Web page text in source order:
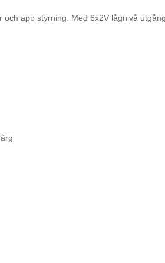
app styrning. Med 6x2V lågnivå